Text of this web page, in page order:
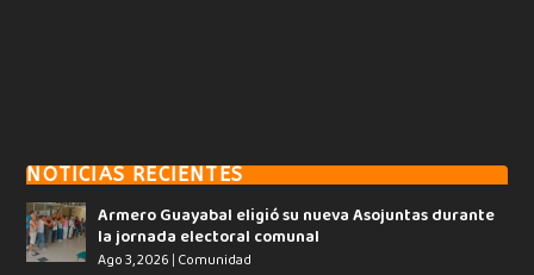
NOTICIAS RECIENTES
Armero Guayabal eligió su nueva Asojuntas durante
la jornada electoral comunal
Ago 3, 2026 | Comunidad